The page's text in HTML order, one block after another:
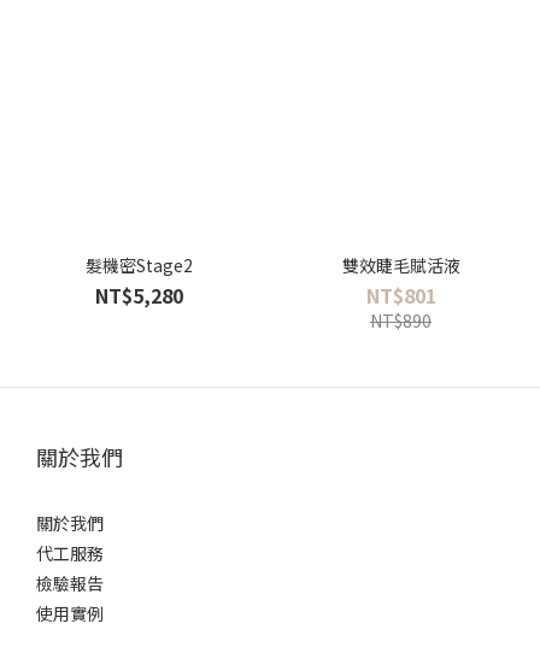
髮機密Stage2
NT$5,280
雙效睫毛賦活液
NT$801
NT$890
關於我們
關於我們
代工服務
檢驗報告
使用實例